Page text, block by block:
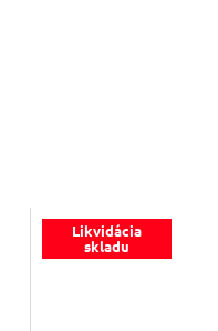
Likvidácia
skladu